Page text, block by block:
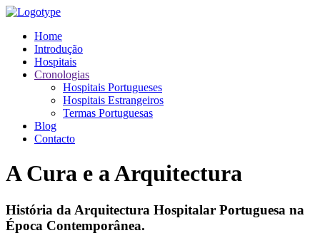
Home
Introdução
Hospitais
Cronologias
Hospitais Portugueses
Hospitais Estrangeiros
Termas Portuguesas
Blog
Contacto
A Cura e a Arquitectura
História da Arquitectura Hospitalar Portuguesa na
Época Contemporânea.